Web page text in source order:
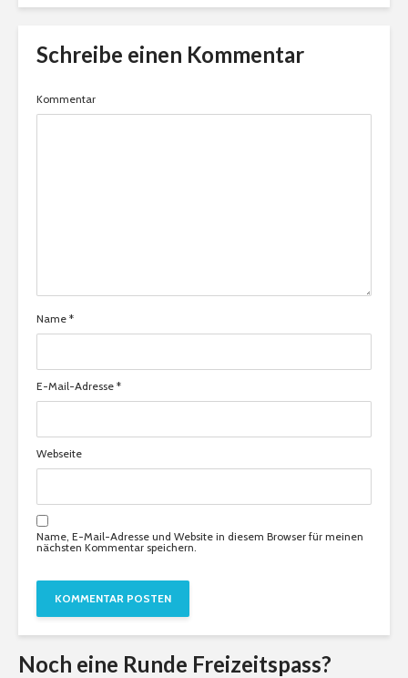
Schreibe einen Kommentar
Kommentar
Name *
E-Mail-Adresse *
Webseite
Name, E-Mail-Adresse und Website in diesem Browser für meinen
nächsten Kommentar speichern.
Noch eine Runde Freizeitspass?